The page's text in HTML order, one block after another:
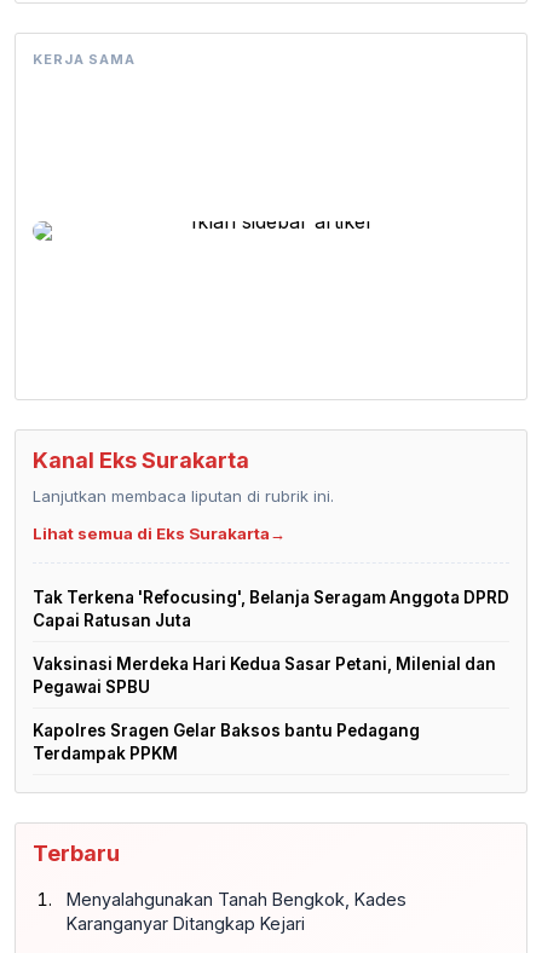
KERJA SAMA
Kanal Eks Surakarta
Lanjutkan membaca liputan di rubrik ini.
Lihat semua di Eks Surakarta→
Tak Terkena 'Refocusing', Belanja Seragam Anggota DPRD
Capai Ratusan Juta
Vaksinasi Merdeka Hari Kedua Sasar Petani, Milenial dan
Pegawai SPBU
Kapolres Sragen Gelar Baksos bantu Pedagang
Terdampak PPKM
Terbaru
Menyalahgunakan Tanah Bengkok, Kades
Karanganyar Ditangkap Kejari